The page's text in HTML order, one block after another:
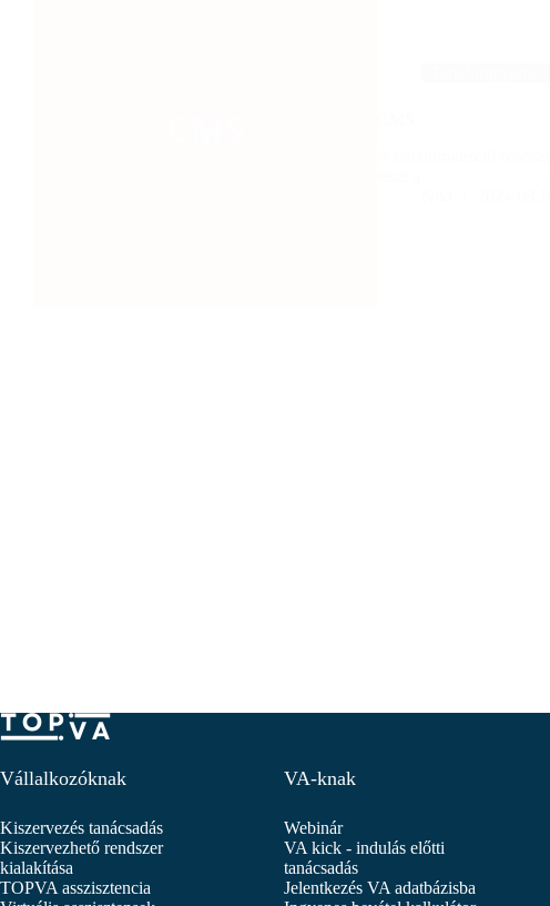
Vállalkozóknak
Kiszervezés tanácsadás
Kiszervezhető rendszer
kialakítása
TOPVA asszisztencia
VA-knak
Webinár
VA kick - indulás előtti
tanácsadás
Jelentkezés VA adatbázisba